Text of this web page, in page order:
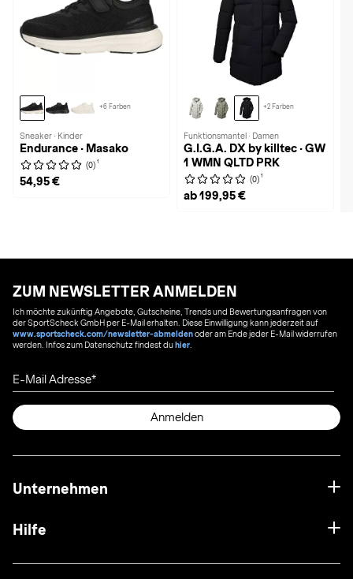
+6 Farben
Sneaker · Kinder
Endurance · Masako
(0) 1
54,95 €
+2 Farben
Funktionsmantel · Damen
G.I.G.A. DX by killtec · GW
1 WMN QLTD PRK
(0) 1
ab 199,95 €
ZUM NEWSLETTER ANMELDEN
Ich möchte zukünftig Angebote, Gutscheine, Trends und Bewertungsanfragen von
der SportScheck GmbH per E-Mail erhalten. Diese Einwilligung kann jederzeit auf
www.sportscheck.com/newsletter-abmeldenoder am Ende jeder E-Mail widerrufen
werden. Infos zum Datenschutz findest duhier
E-Mail Adresse
Anmelden
Unternehmen
Hilfe